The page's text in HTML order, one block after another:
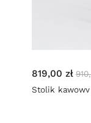
819,00 zł
Stolik kawowy